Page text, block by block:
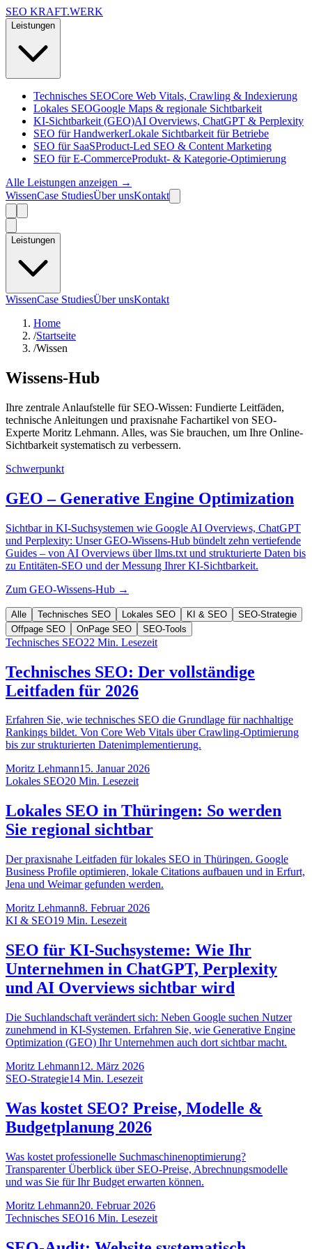
SEO KRAFT.WERK
Leistungen
Technisches SEOCore Web Vitals, Crawling & Indexierung
Lokales SEOGoogle Maps & regionale Sichtbarkeit
KI-Sichtbarkeit (GEO)AI Overviews, ChatGPT & Perplexity
SEO für HandwerkerLokale Sichtbarkeit für Betriebe
SEO für SaaSProduct-Led SEO & Content Marketing
SEO für E-CommerceProdukt- & Kategorie-Optimierung
Alle Leistungen anzeigen →
WissenCase StudiesÜber unsKontakt
Leistungen
WissenCase StudiesÜber unsKontakt
Home
/Startseite
/Wissen
Wissens-Hub
Ihre zentrale Anlaufstelle für SEO-Wissen: Fundierte Leitfäden,
technische Anleitungen und praxisnahe Fachartikel von SEO-
Experte Moritz Lehmann. Alles, was Sie brauchen, um Ihre Online-
Sichtbarkeit systematisch zu verbessern.
Schwerpunkt
GEO – Generative Engine Optimization
Sichtbar in KI-Suchsystemen wie Google AI Overviews, ChatGPT
und Perplexity: Unser GEO-Wissens-Hub bündelt zehn vertiefende
Guides – von AI Overviews über llms.txt und strukturierte Daten bis
zu Entitäten-SEO und der Messung Ihrer KI-Sichtbarkeit.
Zum GEO-Wissens-Hub →
Alle Technisches SEO Lokales SEO KI & SEO
SEO-Strategie
Offpage SEO
OnPage SEO SEO-Tools
Technisches SEO22 Min. Lesezeit
Technisches SEO: Der vollständige
Leitfaden für 2026
Erfahren Sie, wie technisches SEO die Grundlage für nachhaltige
Rankings bildet. Von Core Web Vitals über Crawling-Optimierung
bis zur strukturierten Datenimplementierung.
Moritz Lehmann15. Januar 2026
Lokales SEO20 Min. Lesezeit
Lokales SEO in Thüringen: So werden
Sie regional sichtbar
Der praxisnahe Leitfaden für lokales SEO in Thüringen. Google
Business Profile optimieren, lokale Citations aufbauen und in Erfurt,
Jena und Weimar gefunden werden.
Moritz Lehmann8. Februar 2026
KI & SEO19 Min. Lesezeit
SEO für KI-Suchsysteme: Wie Ihr
Unternehmen in ChatGPT, Perplexity
und AI Overviews sichtbar wird
Die Suchlandschaft verändert sich: Neben Google suchen Nutzer
zunehmend in KI-Systemen. Erfahren Sie, wie Generative Engine
Optimization (GEO) Ihr Unternehmen auch dort sichtbar macht.
Moritz Lehmann12. März 2026
SEO-Strategie14 Min. Lesezeit
Was kostet SEO? Preise, Modelle &
Budgetplanung 2026
Was kostet professionelle Suchmaschinenoptimierung?
Transparenter Überblick über SEO-Preise, Abrechnungsmodelle
und was Sie für Ihr Budget erwarten können.
Moritz Lehmann20. Februar 2026
Technisches SEO16 Min. Lesezeit